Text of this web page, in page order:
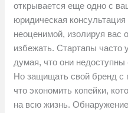
открывается еще одно с
юридическая консультация
неоценимой, изолируя вас
избежать. Стартапы часто
думая, что они недоступны
Но защищать свой бренд с
что экономить копейки,
на всю жизнь.